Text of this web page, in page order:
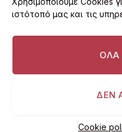
ιστότοπό μας και τις
ΟΛΑ
ΔΕΝ
Cookie
ΠΟΛΙΤΙΚΗ